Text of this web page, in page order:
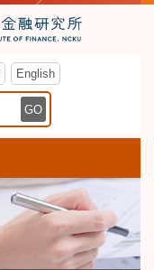
English
GO